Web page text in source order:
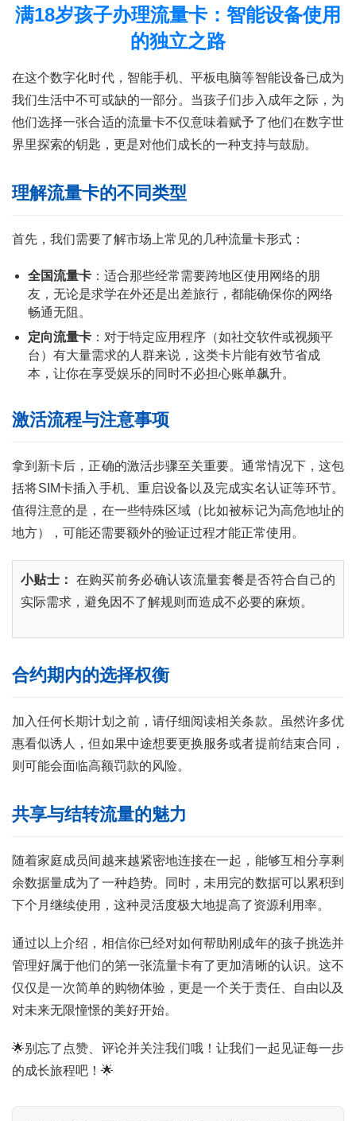
页
号
科
诈
知
识
行
讯
流
卡
推
荐
码
认
登录 注册
满18岁孩子办理流量卡：智能设备使用
的独立之路
在这个数字化时代，智能手机、平板电脑等智能设备已成为
我们生活中不可或缺的一部分。当孩子们步入成年之际，为
他们选择一张合适的流量卡不仅意味着赋予了他们在数字世
界里探索的钥匙，更是对他们成长的一种支持与鼓励。
理解流量卡的不同类型
首先，我们需要了解市场上常见的几种流量卡形式：
全国流量卡 ：适合那些经常需要跨地区使用网络的朋
友，无论是求学在外还是出差旅行，都能确保你的网络
畅通无阻。
定向流量卡 ：对于特定应用程序（如社交软件或视频平
台）有大量需求的人群来说，这类卡片能有效节省成
本，让你在享受娱乐的同时不必担心账单飙升。
激活流程与注意事项
拿到新卡后，正确的激活步骤至关重要。通常情况下，这包
括将SIM卡插入手机、重启设备以及完成实名认证等环节。
值得注意的是，在一些特殊区域（比如被标记为高危地址的
地方），可能还需要额外的验证过程才能正常使用。
小贴士：
在购买前务必确认该流量套餐是否符合自己的
实际需求，避免因不了解规则而造成不必要的麻烦。
合约期内的选择权衡
加入任何长期计划之前，请仔细阅读相关条款。虽然许多优
惠看似诱人，但如果中途想要更换服务或者提前结束合同，
则可能会面临高额罚款的风险。
共享与结转流量的魅力
随着家庭成员间越来越紧密地连接在一起，能够互相分享剩
余数据量成为了一种趋势。同时，未用完的数据可以累积到
下个月继续使用，这种灵活度极大地提高了资源利用率。
通过以上介绍，相信你已经对如何帮助刚成年的孩子挑选并
管理好属于他们的第一张流量卡有了更加清晰的认识。这不
仅仅是一次简单的购物体验，更是一个关于责任、自由以及
对未来无限憧憬的美好开始。
🌟别忘了点赞、评论并关注我们哦！让我们一起见证每一步
的成长旅程吧！🌟